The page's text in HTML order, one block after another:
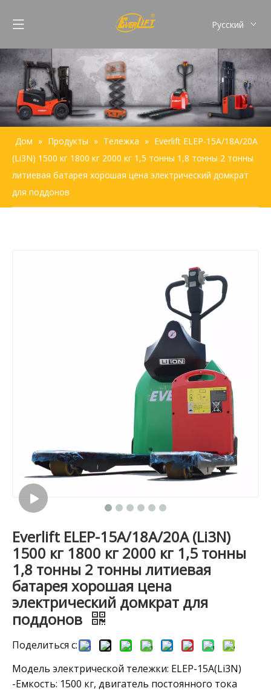
Pусский
Français
Español
Português
Дом » Продукты » Тележка » Everlift ELEP-15A/18A/20A
(Li3N) 1500 кг 1800 кг 2000 кг 1,5 тонны 1,8 тонны 2 тонны
литиевая батарея хорошая цена электрический домкрат
для поддонов
Everlift ELEP-15A/18A/20A (Li3N)
1500 кг 1800 кг 2000 кг 1,5 тонны
1,8 тонны 2 тонны литиевая
батарея хорошая цена
электрический домкрат для
поддонов
Поделиться с:
Модель электрической тележки: ELEP-15A(Li3N)
-Емкость: 1500 кг, двигатель постоянного тока